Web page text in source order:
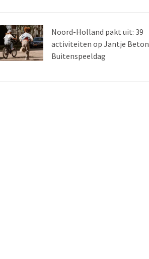
Noord-Holland pakt uit: 39
activiteiten op Jantje Beton
Buitenspeeldag